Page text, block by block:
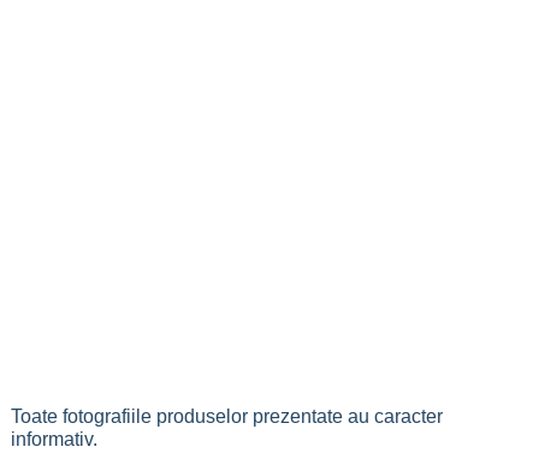
Toate fotografiile produselor prezentate au caracter
informativ.